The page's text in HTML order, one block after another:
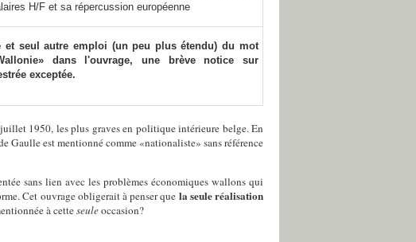
H/F et sa répercussion européenne
et seul autre emploi (un peu plus étendu) du mot
dans l'ouvrage, une brève notice sur
exceptée.
1950, les plus graves en politique intérieure belge. En
Gaulle est mentionné comme «nationaliste» sans référence
sans lien avec les problèmes économiques wallons qui
Cet ouvrage obligerait à penser que la seule réalisation
à cetteseuleoccasion?